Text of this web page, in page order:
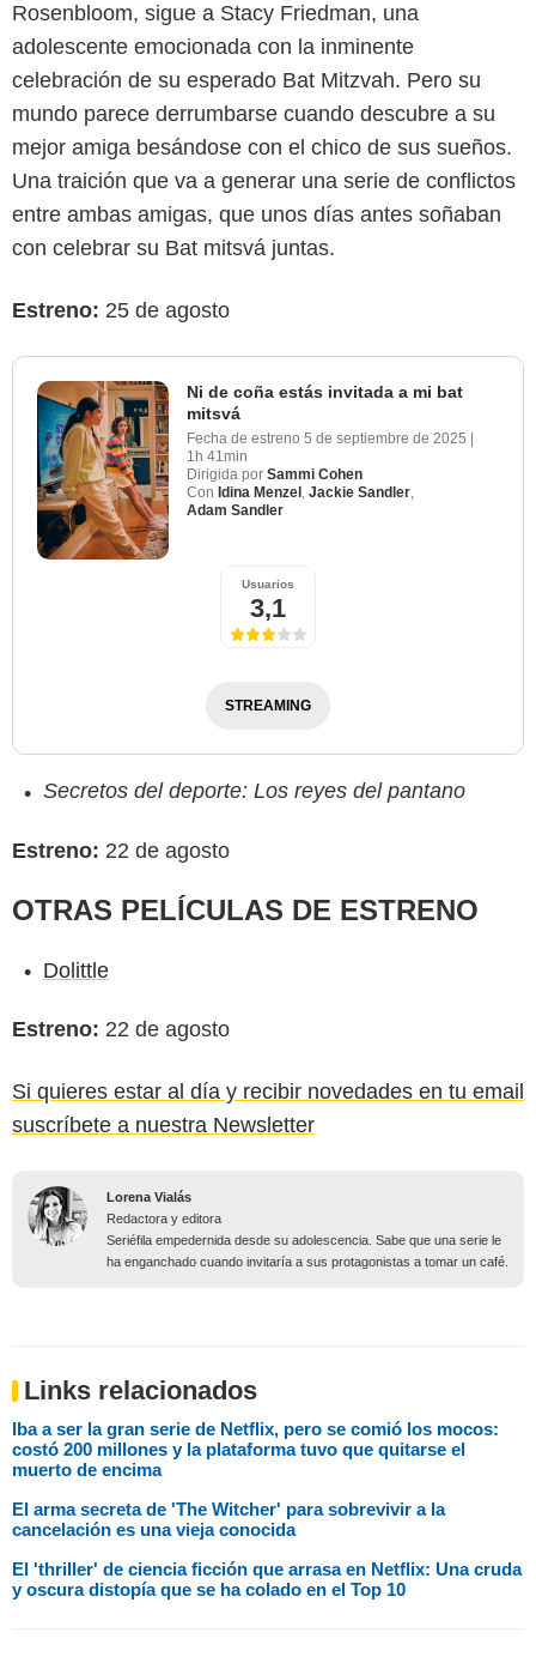
Rosenbloom, sigue a Stacy Friedman, una
adolescente emocionada con la inminente
celebración de su esperado Bat Mitzvah. Pero su
mundo parece derrumbarse cuando descubre a su
mejor amiga besándose con el chico de sus sueños.
Una traición que va a generar una serie de conflictos
entre ambas amigas, que unos días antes soñaban
con celebrar su Bat mitsvá juntas.
Estreno: 25 de agosto
Ni de coña estás invitada a mi bat
mitsvá
Fecha de estreno 5 de septiembre de 2025
1h 41min
Dirigida por Sammi Cohen
Con Idina Menzel , Jackie Sandler,
Adam Sandler
Usuarios
3,1
STREAMING
Secretos del deporte: Los reyes del pantano
Estreno: 22 de agosto
OTRAS PELÍCULAS DE ESTRENO
Dolittle
Estreno: 22 de agosto
Si quieres estar al día y recibir novedades en tu email
suscríbete a nuestra Newsletter
Lorena Vialás
Redactora y editora
Seriéfila empedernida desde su adolescencia. Sabe que una serie le
ha enganchado cuando invitaría a sus protagonistas a tomar un café.
Links relacionados
Iba a ser la gran serie de Netflix, pero se comió los mocos:
costó 200 millones y la plataforma tuvo que quitarse el
muerto de encima
El arma secreta de 'The Witcher' para sobrevivir a la
cancelación es una vieja conocida
El 'thriller' de ciencia ficción que arrasa en Netflix: Una cruda
y oscura distopía que se ha colado en el Top 10